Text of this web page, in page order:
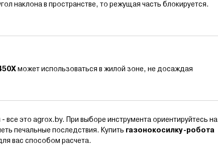
наклона в пространстве, то режущая часть блокируется.
может использоваться в жилой зоне, не досаждая
это agrox.by. При выборе инструмента ориентируйтесь на
печальные последствия. Купить газонокосилку-робота
вас способом расчета.